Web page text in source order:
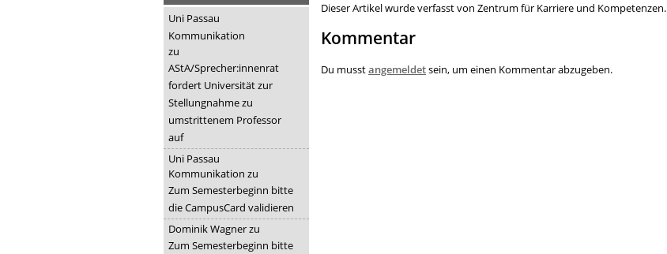
Uni Passau
Kommunikation
zu
AStA/Sprecher:innenrat
fordert Universität zur
Stellungnahme zu
umstrittenem Professor
auf
Uni Passau
Kommunikation zu
Zum Semesterbeginn bitte
die CampusCard validieren
Dominik Wagnerzu
Zum Semesterbeginn bitte
Dieser Artikel wurde verfasst von Zentrum für Karriere und Kompetenzen.
Kommentar
Du musstangemeldetsein, um einen Kommentar abzugeben.